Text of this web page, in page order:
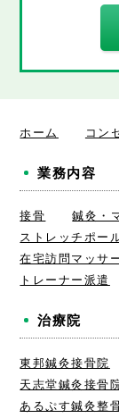
ホーム コン
業務内容
接骨
鍼灸・
ストレッチポー
在宅訪問マッサ
トレーナー派遣
治療院
東邦鍼灸接骨院
天志堂鍼灸接骨
あるぷす鍼灸整